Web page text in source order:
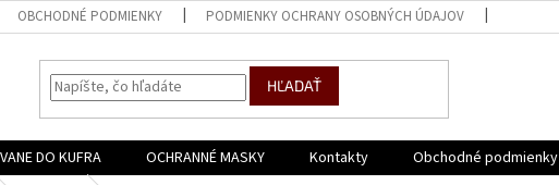
OBCHODNÉ PODMIENKY PODMIENKY OCHRANY OSOBNÝCH ÚDAJOV
HĽADAŤ
VANE DO KUFRA OCHRANNÉ MASKY Kontakty Obchodné podmienky